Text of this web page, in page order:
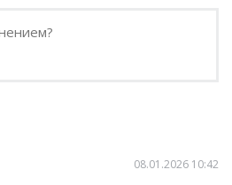
08.01.2026 10:42